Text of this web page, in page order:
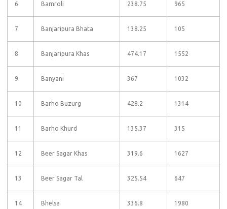
6 Bamroli 238.75 965
7 Banjaripura Bhata 138.25 105
8 Banjaripura Khas 474.17 1552
9 Banyani 367 1032
10 Barho Buzurg 428.2 1314
11 Barho Khurd 135.37 315
12 Beer Sagar Khas 319.6 1627
13 Beer Sagar Tal 325.54 647
14 Bhelsa 336.8 1980